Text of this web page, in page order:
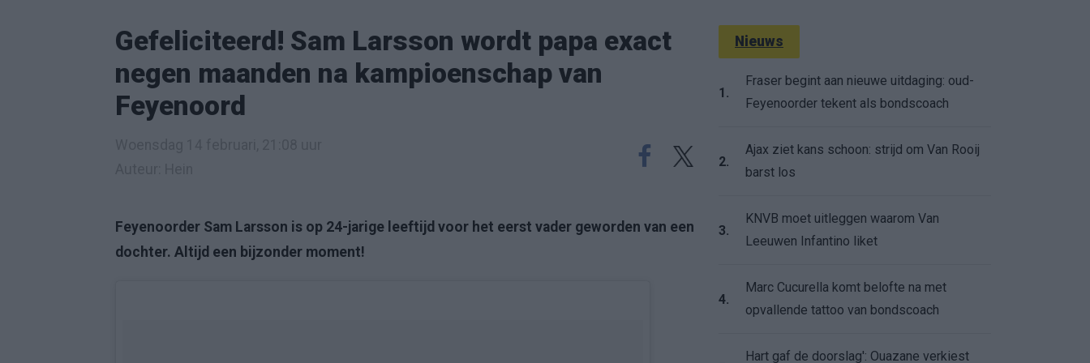
Gefeliciteerd! Sam Larsson wordt papa exact
negen maanden na kampioenschap van
Feyenoord
Feyenoorder Sam Larsson is op 24-jarige leeftijd voor het eerst vader geworden van een
dochter. Altijd een bijzonder moment!
Nieuws
1.
Fraser begint aan nieuwe uitdaging: oud-
Feyenoorder tekent als bondscoach
2.
Ajax ziet kans schoon: strijd om Van Rooij
barst los
3.
KNVB moet uitleggen waarom Van
Leeuwen Infantino liket
4.
Marc Cucurella komt belofte na met
opvallende tattoo van bondscoach
Hart gaf de doorslag': Ouazane verkiest